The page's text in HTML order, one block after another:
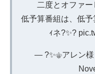
二度とオファー
低予算番組は、低
ｨネ?✨?
— ?✨⚜️アレン様